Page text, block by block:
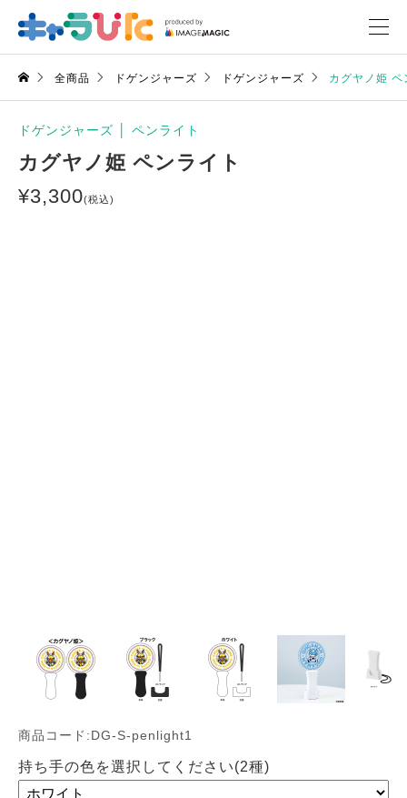
全商品 ドゲンジャーズ ドゲンジャーズ カグヤノ姫 ペ
ドゲンジャーズ ペンライト
カグヤノ姫 ペンライト
¥3,300(税込)
商品コード:DG-S-penlight1
持ち手の色を選択してください(2種)